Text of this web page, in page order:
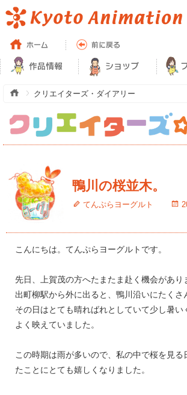
クリエイターズ・ダイアリー
鴨川の桜並木。
てんぷらヨーグルト
こんにちは。てんぷらヨーグルトです。
先日、上賀茂の方へたまたま赴く機会があり
出町柳駅から外に出ると、鴨川沿いにたく
その日はとても晴ればれとしていて少し暑
よく映えていました。
この時期は雨が多いので、私の中で桜を見
たことにとても嬉しくなりました。